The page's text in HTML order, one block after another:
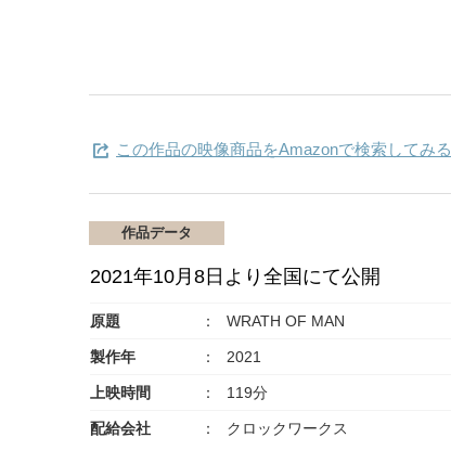
この作品の映像商品をAmazonで検索してみる
作品データ
2021年10月8日より全国にて公開
原題 WRATH OF MAN
製作年 2021
上映時間 119分
配給会社 クロックワークス